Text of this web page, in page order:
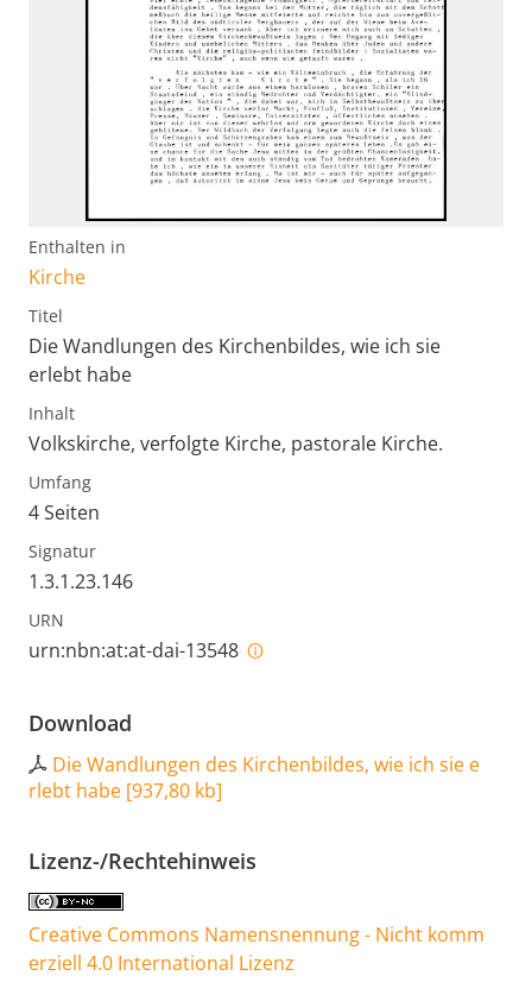
Enthalten in
Kirche
Titel
Die Wandlungen des Kirchenbildes, wie ich sie
erlebt habe
Inhalt
Volkskirche, verfolgte Kirche, pastorale Kirche.
Umfang
4 Seiten
Signatur
1.3.1.23.146
URN
urn:nbn:at:at-dai-13548
Download
Die Wandlungen des Kirchenbildes, wie ich sie e
rlebt habe [937,80 kb]
Lizenz-/Rechtehinweis
Creative Commons Namensnennung - Nicht komm
erziell 4.0 International Lizenz